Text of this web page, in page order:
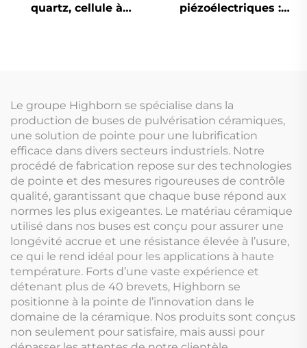
quartz, cellule à
piézoélectriques :
Le groupe Highborn se spécialise dans la
production de buses de pulvérisation céramiques,
une solution de pointe pour une lubrification
efficace dans divers secteurs industriels. Notre
procédé de fabrication repose sur des technologies
de pointe et des mesures rigoureuses de contrôle
qualité, garantissant que chaque buse répond aux
normes les plus exigeantes. Le matériau céramique
utilisé dans nos buses est conçu pour assurer une
longévité accrue et une résistance élevée à l’usure,
ce qui le rend idéal pour les applications à haute
température. Forts d’une vaste expérience et
détenant plus de 40 brevets, Highborn se
positionne à la pointe de l’innovation dans le
domaine de la céramique. Nos produits sont conçus
non seulement pour satisfaire, mais aussi pour